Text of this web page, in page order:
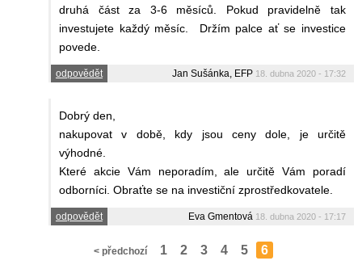
druhá část za 3-6 měsíců. Pokud pravidelně tak
investujete každý měsíc. Držím palce ať se investice
povede.
odpovědět Jan Sušánka, EFP 18. dubna 2020 - 17:32
Dobrý den,
nakupovat v době, kdy jsou ceny dole, je určitě
výhodné.
Které akcie Vám neporadím, ale určitě Vám poradí
odborníci. Obraťte se na investiční zprostředkovatele.
odpovědět Eva Gmentová 18. dubna 2020 - 17:17
< předchozí 1 2 3 4 5 6